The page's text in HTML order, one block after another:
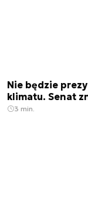
Nie będzie
klimatu. Senat
3 min.